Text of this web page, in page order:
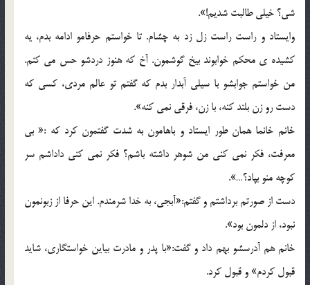
شي؟ خيلي طالبت شديم!».
وايستاد و راست راست زل زد به چشام. تا خواستم حرفامو ادامه بدم، يه
کشيده ي محکم خوابوند بيخ گوشمون. آخ که هنوز دردشو حس مي کنم.
من خواستم جوابشو با سيلي آبدار بدم که گفتم تو عالم مردي، کسي که
دست رو زن بلند کنه، با زن، فرقي نمي کنه».
خانم خانما همان طور ايستاد و باهامون به شدت گفتمون کرد که :« بي
معرفت، فکر نمي کني من شوهر داشته باشم؟ فکر نمي کني داداشم سر
کوچه منو بپاد؟…».
دست از صورتم برداشتم و گفتم:«آبجي، به خدا شرمندم. اين حرفا از زبونمون
نبود، از دلمون بود».
خانم هم آدرسشو بهم داد و گفت:«با پدر و مادرت بياين خواستگاري، شايد
قبول کردم» و قبول کرد.